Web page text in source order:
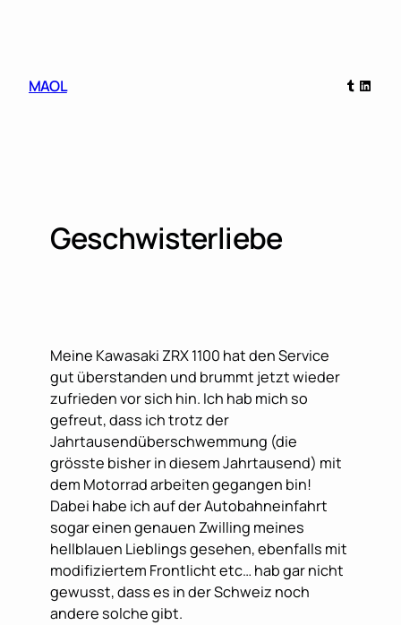
MAOL
Tumblr
Geschwisterliebe
Meine Kawasaki ZRX 1100 hat den Service
gut überstanden und brummt jetzt wieder
zufrieden vor sich hin. Ich hab mich so
gefreut, dass ich trotz der
Jahrtausendüberschwemmung (die
grösste bisher in diesem Jahrtausend) mit
dem Motorrad arbeiten gegangen bin!
Dabei habe ich auf der Autobahneinfahrt
sogar einen genauen Zwilling meines
hellblauen Lieblings gesehen, ebenfalls mit
modifiziertem Frontlicht etc… hab gar nicht
gewusst, dass es in der Schweiz noch
andere solche gibt.